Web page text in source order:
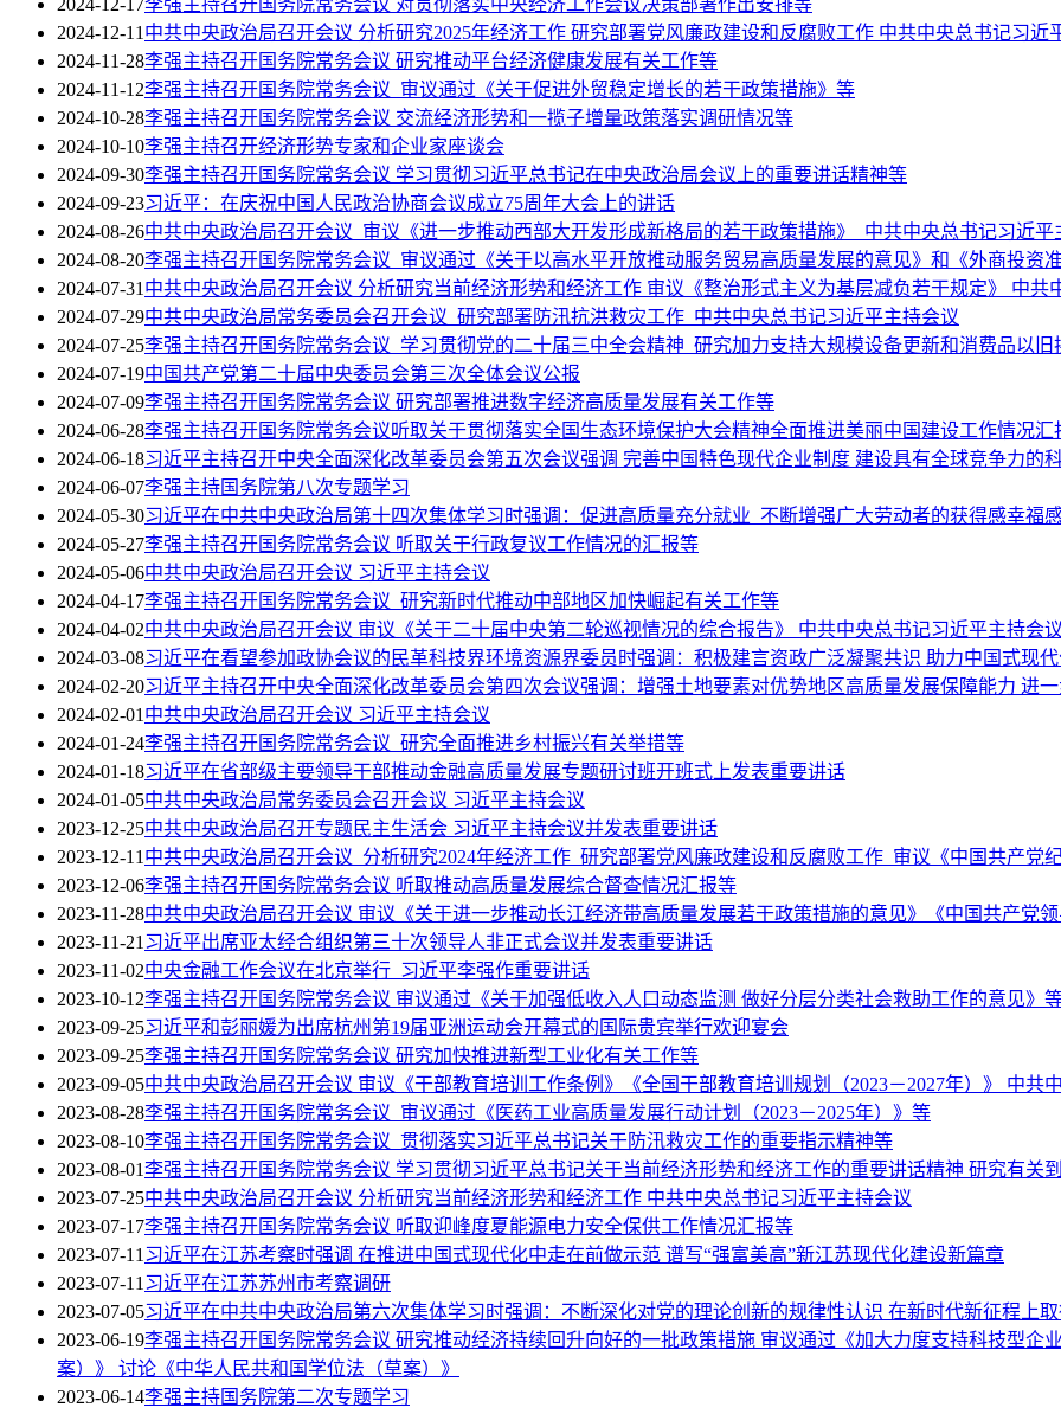
2024-12-17李强主持召开国务院常务会议 对贯彻落实中央经济工作会议决策部署作出安排等
2024-12-11中共中央政治局召开会议 分析研究2025年经济工作 研究部署党风廉政建设和反腐败工作 中共中央总书记习近
2024-11-28李强主持召开国务院常务会议 研究推动平台经济健康发展有关工作等
2024-11-12李强主持召开国务院常务会议 审议通过《关于促进外贸稳定增长的若干政策措施》等
2024-10-28李强主持召开国务院常务会议 交流经济形势和一揽子增量政策落实调研情况等
2024-10-10李强主持召开经济形势专家和企业家座谈会
2024-09-30李强主持召开国务院常务会议 学习贯彻习近平总书记在中央政治局会议上的重要讲话精神等
2024-09-23习近平：在庆祝中国人民政治协商会议成立75周年大会上的讲话
2024-08-26中共中央政治局召开会议 审议《进一步推动西部大开发形成新格局的若干政策措施》 中共中央总书记习近平
2024-08-20李强主持召开国务院常务会议 审议通过《关于以高水平开放推动服务贸易高质量发展的意见》和《外商投资
2024-07-31中共中央政治局召开会议 分析研究当前经济形势和经济工作 审议《整治形式主义为基层减负若干规定》 中共
2024-07-29中共中央政治局常务委员会召开会议 研究部署防汛抗洪救灾工作 中共中央总书记习近平主持会议
2024-07-25李强主持召开国务院常务会议 学习贯彻党的二十届三中全会精神 研究加力支持大规模设备更新和消费品以
2024-07-19中国共产党第二十届中央委员会第三次全体会议公报
2024-07-09李强主持召开国务院常务会议 研究部署推进数字经济高质量发展有关工作等
2024-06-28李强主持召开国务院常务会议听取关于贯彻落实全国生态环境保护大会精神全面推进美丽中国建设工作情况汇
2024-06-18习近平主持召开中央全面深化改革委员会第五次会议强调 完善中国特色现代企业制度 建设具有全球竞争力的
2024-06-07李强主持国务院第八次专题学习
2024-05-30习近平在中共中央政治局第十四次集体学习时强调：促进高质量充分就业 不断增强广大劳动者的获得感幸福
2024-05-27李强主持召开国务院常务会议 听取关于行政复议工作情况的汇报等
2024-05-06中共中央政治局召开会议 习近平主持会议
2024-04-17李强主持召开国务院常务会议 研究新时代推动中部地区加快崛起有关工作等
2024-04-02中共中央政治局召开会议 审议《关于二十届中央第二轮巡视情况的综合报告》 中共中央总书记习近平主持会议
2024-03-08习近平在看望参加政协会议的民革科技界环境资源界委员时强调：积极建言资政广泛凝聚共识 助力中国式现
2024-02-20习近平主持召开中央全面深化改革委员会第四次会议强调：增强土地要素对优势地区高质量发展保障能力 进
2024-02-01中共中央政治局召开会议 习近平主持会议
2024-01-24李强主持召开国务院常务会议 研究全面推进乡村振兴有关举措等
2024-01-18习近平在省部级主要领导干部推动金融高质量发展专题研讨班开班式上发表重要讲话
2024-01-05中共中央政治局常务委员会召开会议 习近平主持会议
2023-12-25中共中央政治局召开专题民主生活会 习近平主持会议并发表重要讲话
2023-12-11中共中央政治局召开会议 分析研究2024年经济工作 研究部署党风廉政建设和反腐败工作 审议《中国共产党
2023-12-06李强主持召开国务院常务会议 听取推动高质量发展综合督查情况汇报等
2023-11-28中共中央政治局召开会议 审议《关于进一步推动长江经济带高质量发展若干政策措施的意见》《中国共产党
2023-11-21习近平出席亚太经合组织第三十次领导人非正式会议并发表重要讲话
2023-11-02中央金融工作会议在北京举行 习近平李强作重要讲话
2023-10-12李强主持召开国务院常务会议 审议通过《关于加强低收入人口动态监测 做好分层分类社会救助工作的意见》
2023-09-25习近平和彭丽媛为出席杭州第19届亚洲运动会开幕式的国际贵宾举行欢迎宴会
2023-09-25李强主持召开国务院常务会议 研究加快推进新型工业化有关工作等
2023-09-05中共中央政治局召开会议 审议《干部教育培训工作条例》《全国干部教育培训规划（2023－2027年）》 中共
2023-08-28李强主持召开国务院常务会议 审议通过《医药工业高质量发展行动计划（2023－2025年）》等
2023-08-10李强主持召开国务院常务会议 贯彻落实习近平总书记关于防汛救灾工作的重要指示精神等
2023-08-01李强主持召开国务院常务会议 学习贯彻习近平总书记关于当前经济形势和经济工作的重要讲话精神 研究有关
2023-07-25中共中央政治局召开会议 分析研究当前经济形势和经济工作 中共中央总书记习近平主持会议
2023-07-17李强主持召开国务院常务会议 听取迎峰度夏能源电力安全保供工作情况汇报等
2023-07-11习近平在江苏考察时强调 在推进中国式现代化中走在前做示范 谱写“强富美高”新江苏现代化建设新篇章
2023-07-11习近平在江苏苏州市考察调研
2023-07-05习近平在中共中央政治局第六次集体学习时强调：不断深化对党的理论创新的规律性认识 在新时代新征程上
2023-06-19李强主持召开国务院常务会议 研究推动经济持续回升向好的一批政策措施 审议通过《加大力度支持科技型企
案）》 讨论《中华人民共和国学位法（草案）》
2023-06-14李强主持国务院第二次专题学习